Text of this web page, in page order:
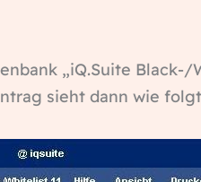
„iQ.Suite
sieht dann wie